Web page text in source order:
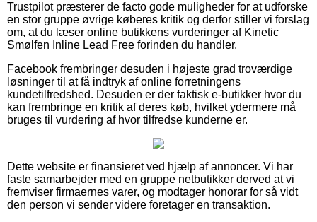
Trustpilot præsterer de facto gode muligheder for at udforske
en stor gruppe øvrige køberes kritik og derfor stiller vi forslag
om, at du læser online butikkens vurderinger af Kinetic
Smølfen Inline Lead Free forinden du handler.
Facebook frembringer desuden i højeste grad troværdige
løsninger til at få indtryk af online forretningens
kundetilfredshed. Desuden er der faktisk e-butikker hvor du
kan frembringe en kritik af deres køb, hvilket ydermere må
bruges til vurdering af hvor tilfredse kunderne er.
Dette website er finansieret ved hjælp af annoncer. Vi har
faste samarbejder med en gruppe netbutikker derved at vi
fremviser firmaernes varer, og modtager honorar for så vidt
den person vi sender videre foretager en transaktion.